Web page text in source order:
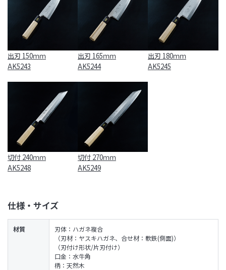
出刃 150ｍｍ
AK5243
出刃 165ｍｍ
AK5244
出刃 180ｍｍ
AK5245
切付 240ｍｍ
AK5248
切付 270ｍｍ
AK5249
仕様・サイズ
材質
刃体：ハガネ複合
（刃材：ヤスキハガネ、合せ材：軟鉄(側面)）
（刃付け形状/片刃付け）
口金：水牛角
柄：天然木